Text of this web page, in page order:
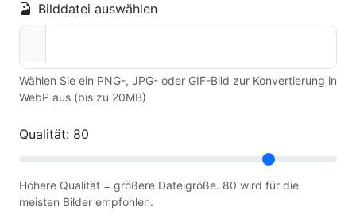
Bilddatei auswählen
Wählen Sie ein PNG-, JPG- oder GIF-Bild zur Konvertierung in
WebP aus (bis zu 20MB)
Qualität: 80
Höhere Qualität = größere Dateigröße. 80 wird für die
meisten Bilder empfohlen.